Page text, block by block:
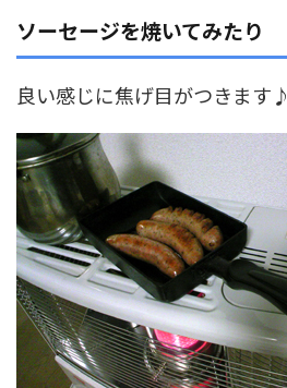
ソーセージを焼いてみたり
良い感じに焦げ目がつきます♪